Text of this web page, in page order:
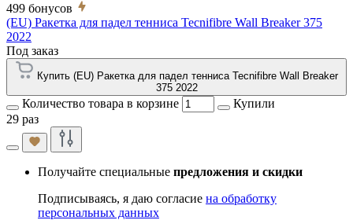
499 бонусов
(EU) Ракетка для падел тенниса Tecnifibre Wall Breaker 375
2022
Под заказ
Купить (EU) Ракетка для падел тенниса Tecnifibre Wall Breaker
375 2022
Количество товара в корзине
Купили
29 раз
Получайте специальные предложения и скидки
Подписываясь, я даю согласие на обработку
персональных данных